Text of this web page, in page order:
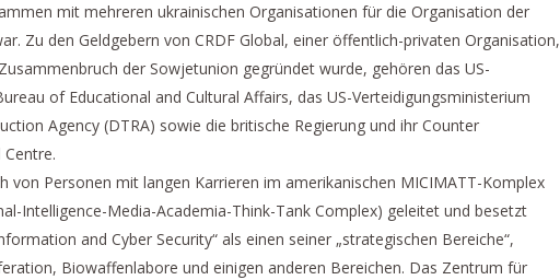
mit mehreren ukrainischen Organisationen für die Organisation der
Zu den Geldgebern von CRDF Global, einer öffentlich-privaten Organisation,
der Sowjetunion gegründet wurde, gehören das US-
of Educational and Cultural Affairs, das US-Verteidigungsministerium
Agency (DTRA) sowie die britische Regierung und ihr Counter
von Personen mit langen Karrieren im amerikanischen MICIMATT-Komplex
Intelligence-Media-Academia-Think-Tank Complex) geleitet und besetzt
and Cyber Security“ als einen seiner „strategischen Bereiche“,
Biowaffenlabore und einigen anderen Bereichen. Das Zentrum für